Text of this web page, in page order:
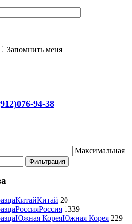
Запомнить меня
94-38
Максимальная
Фильтрация
КитайКитай 20
РоссияРоссия 1339
Южная КореяЮжная Корея 229